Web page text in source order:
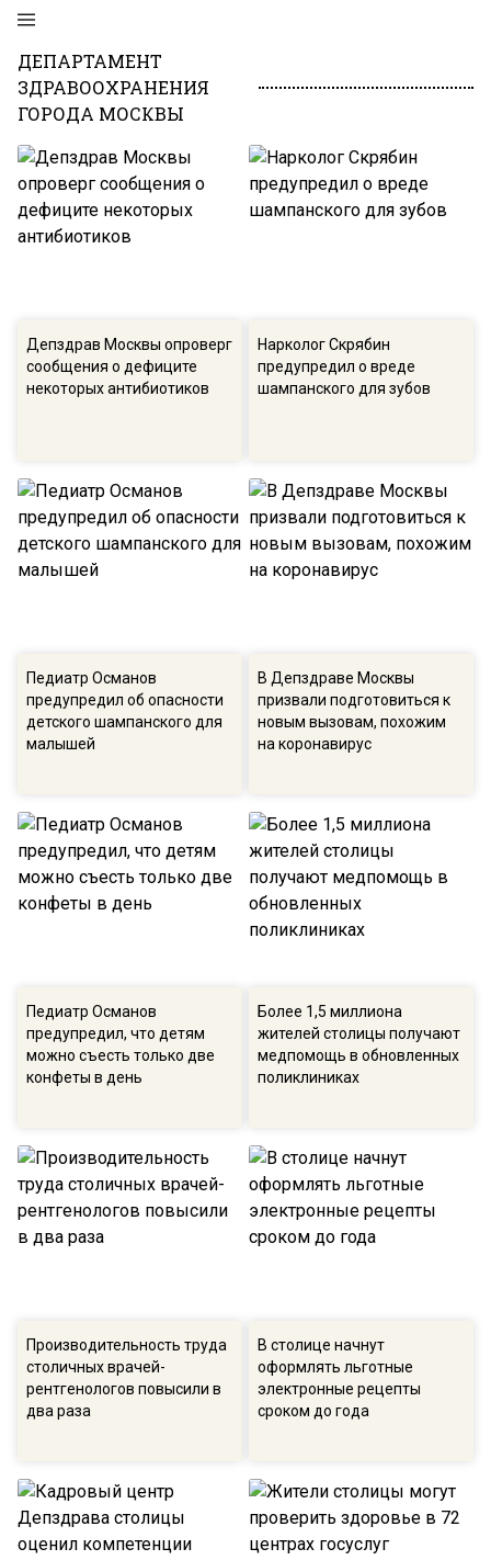
ДЕПАРТАМЕНТ
ЗДРАВООХРАНЕНИЯ
ГОРОДА МОСКВЫ
Депздрав Москвы опроверг
сообщения о дефиците
некоторых антибиотиков
Нарколог Скрябин
предупредил о вреде
шампанского для зубов
Педиатр Османов
предупредил об опасности
детского шампанского для
малышей
В Депздраве Москвы
призвали подготовиться к
новым вызовам, похожим
на коронавирус
Педиатр Османов
предупредил, что детям
можно съесть только две
конфеты в день
Более 1,5 миллиона
жителей столицы получают
медпомощь в обновленных
поликлиниках
Производительность труда
столичных врачей-
рентгенологов повысили в
два раза
В столице начнут
оформлять льготные
электронные рецепты
сроком до года